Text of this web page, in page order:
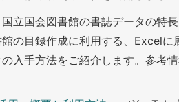
立国会図書館の書誌データの特
の目録作成に利用する、Excelに
入手方法をご紹介します。参考